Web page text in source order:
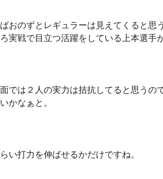
おのずとレギュラーは見えてくると思
実戦で目立つ活躍をしている上本選手
では２人の実力は拮抗してると思うの
かなぁと。
い打力を伸ばせるかだけですね。